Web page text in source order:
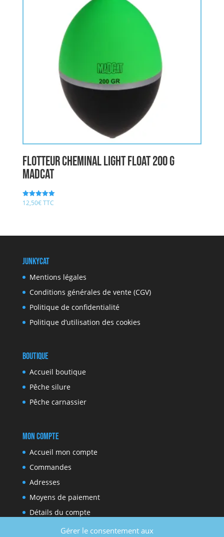
Gérer le consentement aux
Flotteur CHEMINAL LIGHT FLOAT 200 g
MADCAT
Note
12,50€TTC
JunkyCat
Mentions légales
Conditions générales de vente (CGV)
Politique de confidentialité
Politique d’utilisation des cookies
Boutique
Accueil boutique
Pêche silure
Pêche carnassier
Mon compte
Accueil mon compte
Commandes
Adresses
Moyens de paiement
Détails du compte